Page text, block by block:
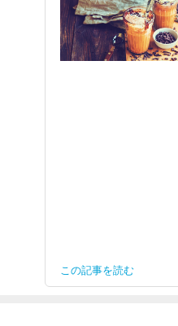
この記事を読む